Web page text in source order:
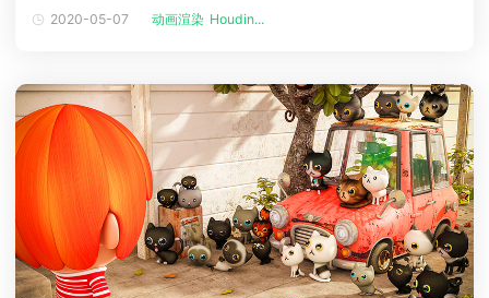
的时间将效果做的更加细致，希望大家不喜勿喷。一切是用Houdini制作
2020-05-07 动画渲染 Houdin...